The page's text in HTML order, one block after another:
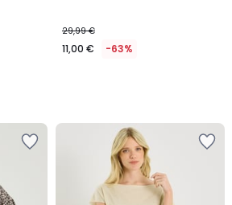
29,99 €
11,00 € -63%